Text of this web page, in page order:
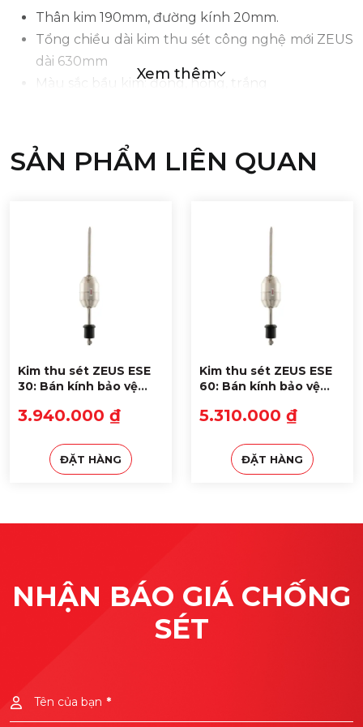
Thân kim 190mm, đường kính 20mm.
Tổng chiều dài kim thu sét công nghệ mới ZEUS
dài 630mm
Màu sắc bầu kim: đồng, hồng, trắng
Ứng dụng của kim thu sét ZEUS
Ứng dụng công nghệ hiện đại, phát xạ sớm giúp
Xem thêm
SẢN PHẨM LIÊN QUAN
Kim thu sét ZEUS ESE
30: Bán kính bảo vệ
3.940.000 ₫
ĐẶT HÀNG
Kim thu sét ZEUS ESE
60: Bán kính bảo vệ
5.310.000 ₫
ĐẶT HÀNG
NHẬN BÁO GIÁ CHỐNG
SÉT
Tên của bạn *